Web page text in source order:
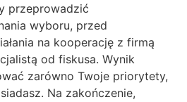
przeprowadzić
wyboru, przed
na kooperację z firmą
od fiskusa. Wynik
zarówno Twoje priorytety,
Na zakończenie,